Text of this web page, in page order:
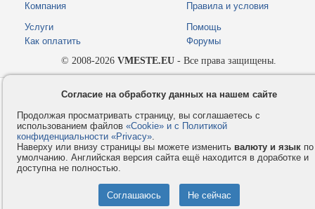
Компания
Правила и условия
Услуги
Как оплатить
Помощь
Форумы
© 2008-2026 VMESTE.EU - Все права защищены.
Согласие на обработку данных на нашем сайте
Продолжая просматривать страницу, вы соглашаетесь с
использованием файлов «Cookie» и с Политикой
конфиденциальности «Privacy».
Наверху или внизу страницы вы можете изменить валюту и язык по
умолчанию. Английская версия сайта ещё находится в доработке и
доступна не полностью.